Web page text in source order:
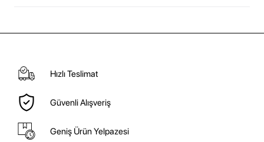
Hızlı Teslimat
Güvenli Alışveriş
Geniş Ürün Yelpazesi